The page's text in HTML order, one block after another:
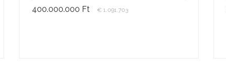
400.000.000 Ft € 1.091.703